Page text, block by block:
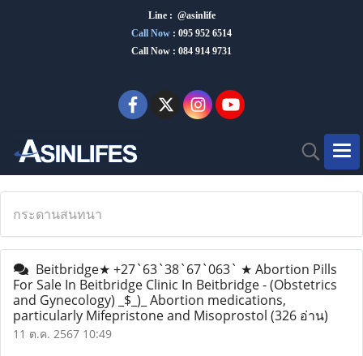
Line : @asinlife
Call Now : 095 952 6514
Call Now : 084 914 9731
กระดานสนทนา
Beitbridge★ +27`63`38`67`063` ★ Abortion Pills
For Sale In Beitbridge Clinic In Beitbridge - (Obstetrics
and Gynecology) _$_)_ Abortion medications,
particularly Mifepristone and Misoprostol (326 อ่าน)
11 ต.ค. 2567 10:49